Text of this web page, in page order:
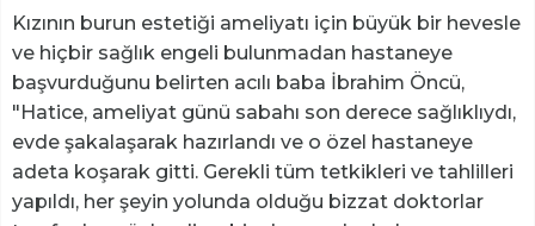
Kızının burun estetiği ameliyatı için büyük bir hevesle
ve hiçbir sağlık engeli bulunmadan hastaneye
başvurduğunu belirten acılı baba İbrahim Öncü,
"Hatice, ameliyat günü sabahı son derece sağlıklıydı,
evde şakalaşarak hazırlandı ve o özel hastaneye
adeta koşarak gitti. Gerekli tüm tetkikleri ve tahlilleri
yapıldı, her şeyin yolunda olduğu bizzat doktorlar